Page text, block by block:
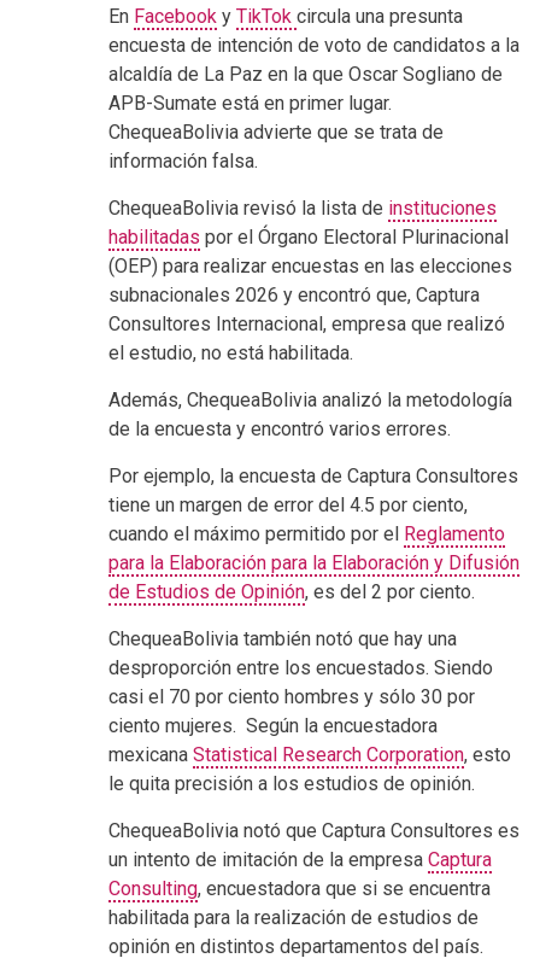
En Facebook y TikTok circula una presunta
encuesta de intención de voto de candidatos a la
alcaldía de La Paz en la que Oscar Sogliano de
APB-Sumate está en primer lugar.
ChequeaBolivia advierte que se trata de
información falsa.
ChequeaBolivia revisó la lista de instituciones
habilitadas por el Órgano Electoral Plurinacional
(OEP) para realizar encuestas en las elecciones
subnacionales 2026 y encontró que, Captura
Consultores Internacional, empresa que realizó
el estudio, no está habilitada.
Además, ChequeaBolivia analizó la metodología
de la encuesta y encontró varios errores.
Por ejemplo, la encuesta de Captura Consultores
tiene un margen de error del 4.5 por ciento,
cuando el máximo permitido por el
Reglamento
para la Elaboración para la Elaboración y Difusión
de Estudios de Opinión, es del 2 por ciento.
ChequeaBolivia también notó que hay una
desproporción entre los encuestados. Siendo
casi el 70 por ciento hombres y sólo 30 por
ciento mujeres. Según la encuestadora
mexicana Statistical Research Corporation, esto
le quita precisión a los estudios de opinión.
ChequeaBolivia notó que Captura Consultores es
un intento de imitación de la empresa Captura
Consulting, encuestadora que si se encuentra
habilitada para la realización de estudios de
opinión en distintos departamentos del país.